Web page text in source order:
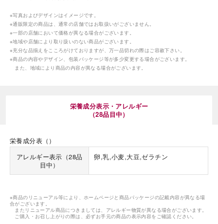
※写真およびデザインはイメージです。
※通販限定の商品は、通常の店舗ではお取扱いがございません。
※一部の店舗において価格が異なる場合がございます。
※地域や店舗により取り扱いのない商品がございます。
※充分な品揃えをこころがけておりますが、万一品切れの際はご容赦下さい。
※商品の内容やデザイン、包装パッケージ等が多少変更する場合がございます。
また、地域により商品の内容が異なる場合がございます。
栄養成分表示・アレルギー
（28品目中）
栄養成分表（）
アレルギー表示（28品
目中）
卵,乳,小麦,大豆,ゼラチン
※商品のリニューアル等により、ホームページと商品パッケージの記載内容が異なる場
合がございます。
またリニューアル商品につきましては、アレルギー物質が異なる場合がございます。
ご購入・お召し上がりの際は、必ずお手元の商品の表示内容をご確認ください。
海外 Overseas shops
UAE
Thailand
Vietnam